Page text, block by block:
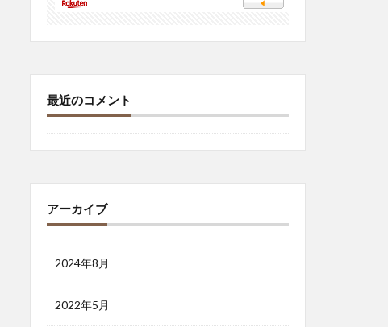
最近のコメント
アーカイブ
2024年8月
2022年5月